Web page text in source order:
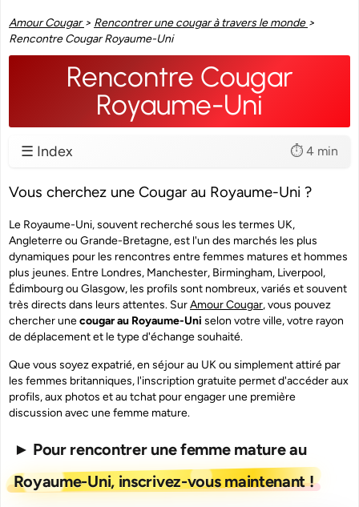
Amour Cougar > Rencontrer une cougar à travers le monde >
Rencontre Cougar Royaume-Uni
Rencontre Cougar
Royaume-Uni
☰ Index ⏱️ 4 min
Vous cherchez une Cougar au Royaume-Uni ?
Le Royaume-Uni, souvent recherché sous les termes UK,
Angleterre ou Grande-Bretagne, est l'un des marchés les plus
dynamiques pour les rencontres entre femmes matures et hommes
plus jeunes. Entre Londres, Manchester, Birmingham, Liverpool,
Édimbourg ou Glasgow, les profils sont nombreux, variés et souvent
très directs dans leurs attentes. SurAmour Cougar, vous pouvez
chercher unecougar au Royaume-Uni selon votre ville, votre rayon
de déplacement et le type d'échange souhaité.
Que vous soyez expatrié, en séjour au UK ou simplement attiré par
les femmes britanniques, l'inscription gratuite permet d'accéder aux
profils, aux photos et au tchat pour engager une première
discussion avec une femme mature.
► Pour rencontrer une femme mature au
Royaume-Uni, inscrivez-vous maintenant !